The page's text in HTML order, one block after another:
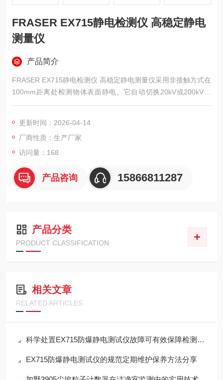
FRASER EX715静电检测仪 高稳定静电
测量仪
产品简介
FRASER EX715静电检测仪 高稳定静电测量仪采用非接触方式在
100mm距离处检测物体表面静电。它自动切换20kV或200kV量
程，低量程分辨率10V，高量程分辨率100V。10秒内漂移低于0.
景。
更新时间：2026-04-14
厂商性质：生产厂家
访问量：168
产品咨询 15866811287
产品分类
PRODUCT CLASSIFICATION
相关文章
RELATED ARTICLES
科学处置EX715防爆静电测试仪故障可有效保障检测工作正常开展
EX715防爆静电测试仪的规范定期维护保养方法分享